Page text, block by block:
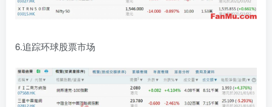
6.追踪环球股票市场